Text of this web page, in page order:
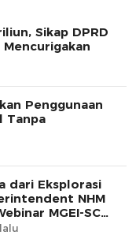
Sikap DPRD
Penggunaan
Tanpa
dari Eksplorasi
NHM
MGEI-SC